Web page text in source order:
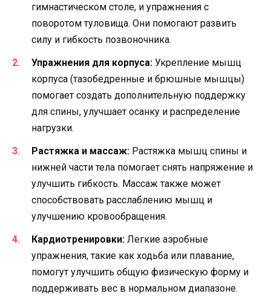
гимнастическом столе, и упражнения с
поворотом туловища. Они помогают развить
силу и гибкость позвоночника.
Упражнения для корпуса: Укрепление мышц
корпуса (тазобедренные и брюшные мышцы)
помогает создать дополнительную поддержку
для спины, улучшает осанку и распределение
нагрузки.
Растяжка и массаж: Растяжка мышц спины и
нижней части тела помогает снять напряжение и
улучшить гибкость. Массаж также может
способствовать расслаблению мышц и
улучшению кровообращения.
Кардиотренировки: Легкие аэробные
упражнения, такие как ходьба или плавание,
помогут улучшить общую физическую форму и
поддерживать вес в нормальном диапазоне.